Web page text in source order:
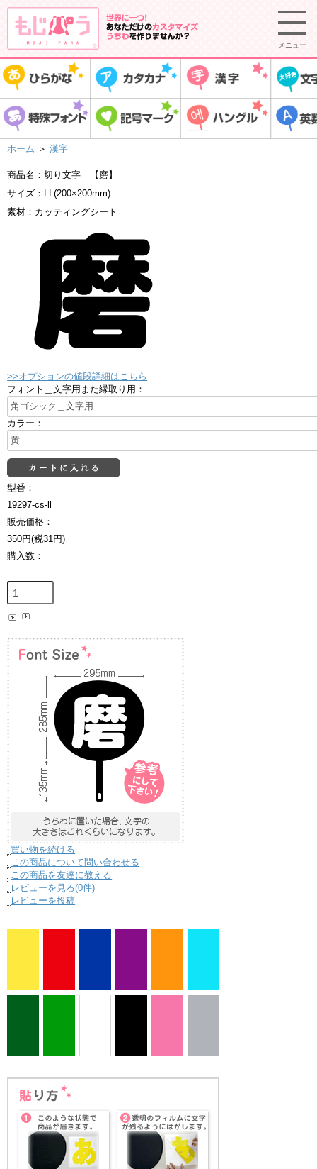
メニュー
ホーム ＞ 漢字
商品名：切り文字 【磨】
サイズ：LL(200×200mm)
素材：カッティングシート
>>オプションの値段詳細はこちら
フォント＿文字用また縁取り用：
カラー：
型番：
19297-cs-ll
販売価格：
350円(税31円)
購入数：
買い物を続ける
この商品について問い合わせる
この商品を友達に教える
レビューを見る(0件)
レビューを投稿